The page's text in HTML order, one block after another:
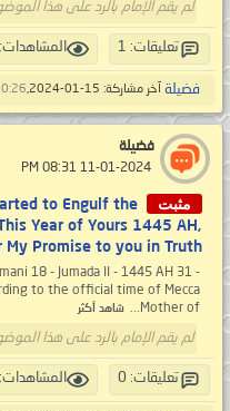
لم يقم الإمام بالرد على هذا
تعليقات: 1 المشاهدات: 76,290
فضيلة آخر مشاركة: 15-01-2024, PM
فضيلة
مثبت
to Engulf the
Year of Yours 1445 AH,
My Promise to you in Truth
18 - Jumada II - 1445 AH 31 -
to the official time of Mecca
Mother of...
شاهد أكثر
لم يقم الإمام بالرد على هذا
تعليقات: 0 المشاهدات: 80,410